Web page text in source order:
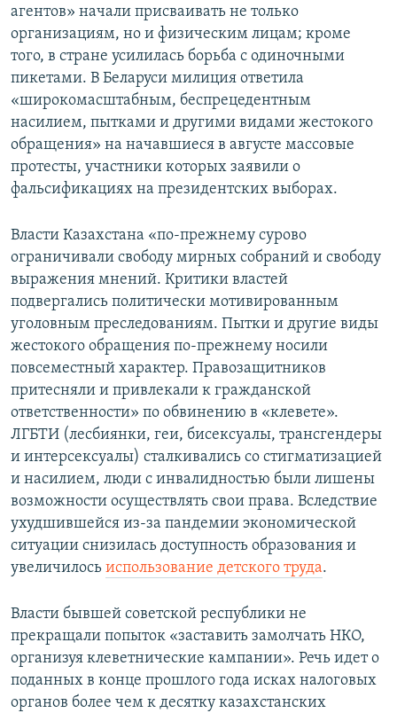
агентов» начали присваивать не только
организациям, но и физическим лицам; кроме
того, в стране усилилась борьба с одиночными
пикетами. В Беларуси милиция ответила
«широкомасштабным, беспрецедентным
насилием, пытками и другими видами жестокого
обращения» на начавшиеся в августе массовые
протесты, участники которых заявили о
фальсификациях на президентских выборах.
Власти Казахстана «по-прежнему сурово
ограничивали свободу мирных собраний и свободу
выражения мнений. Критики властей
подвергались политически мотивированным
уголовным преследованиям. Пытки и другие виды
жестокого обращения по-прежнему носили
повсеместный характер. Правозащитников
притесняли и привлекали к гражданской
ответственности» по обвинению в «клевете».
ЛГБТИ (лесбиянки, геи, бисексуалы, трансгендеры
и интерсексуалы) сталкивались со стигматизацией
и насилием, люди с инвалидностью были лишены
возможности осуществлять свои права. Вследствие
ухудшившейся из-за пандемии экономической
ситуации снизилась доступность образования и
увеличилось использование детского труда.
Власти бывшей советской республики не
прекращали попыток «заставить замолчать НКО,
организуя клеветнические кампании». Речь идет о
поданных в конце прошлого года исках налоговых
органов более чем к десятку казахстанских